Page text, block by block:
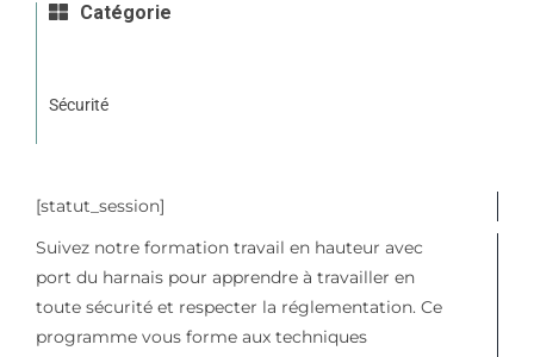
Catégorie
Sécurité
[statut_session]
Suivez notre formation travail en hauteur avec
port du harnais pour apprendre à travailler en
toute sécurité et respecter la réglementation. Ce
programme vous forme aux techniques